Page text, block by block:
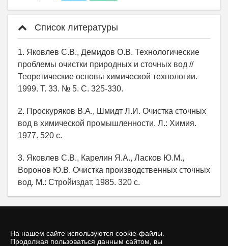
На нашем сайте используются cookie-файлы.
Продолжая пользоваться данным сайтом, вы
Список литературы
1. Яковлев С.В., Демидов О.В. Технологические
проблемы очистки природных и сточных вод //
Теоретические основы химической технологии.
1999. Т. 33. № 5. С. 325-330.
2. Проскуряков В.А., Шмидт Л.И. Очистка сточных
вод в химической промышленности. Л.: Химия.
1977. 520 с.
3. Яковлев С.В., Карелин Я.А., Ласков Ю.М.,
Воронов Ю.В. Очистка производственных сточных
вод. М.: Стройиздат, 1985. 320 с.